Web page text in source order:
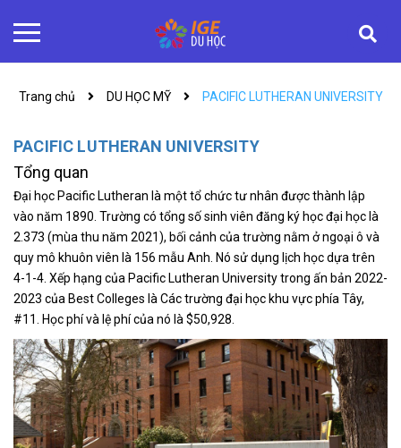
Trang chủ DU HỌC MỸ PACIFIC LUTHERAN UNIVERSITY
PACIFIC LUTHERAN UNIVERSITY
Tổng quan
Đại học Pacific Lutheran là một tổ chức tư nhân được thành lập
vào năm 1890. Trường có tổng số sinh viên đăng ký học đại học là
2.373 (mùa thu năm 2021), bối cảnh của trường nằm ở ngoại ô và
quy mô khuôn viên là 156 mẫu Anh. Nó sử dụng lịch học dựa trên
4-1-4. Xếp hạng của Pacific Lutheran University trong ấn bản 2022-
2023 của Best Colleges là Các trường đại học khu vực phía Tây,
#11. Học phí và lệ phí của nó là $50,928.